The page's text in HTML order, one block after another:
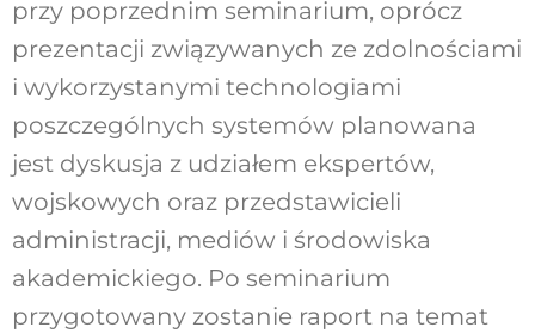
przy poprzednim seminarium, oprócz
prezentacji związywanych ze zdolnościami
i wykorzystanymi technologiami
poszczególnych systemów planowana
jest dyskusja z udziałem ekspertów,
wojskowych oraz przedstawicieli
administracji, mediów i środowiska
akademickiego. Po seminarium
przygotowany zostanie raport na temat